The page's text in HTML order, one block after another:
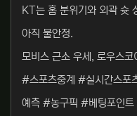
KT는 홈 분위기와 외곽 슛
아직 불안정.
모비스 근소 우세, 로우스코
#스포츠중계 #실시간스포
예측 #농구픽 #베팅포인